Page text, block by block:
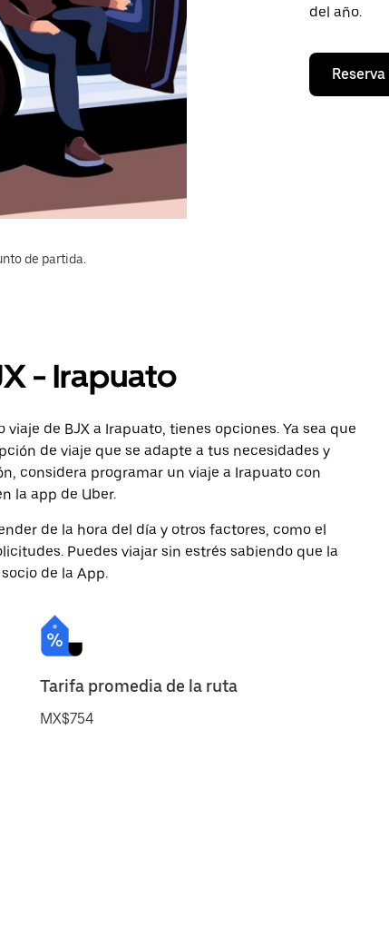
del año.
de partida.
- Irapuato
de BJX a Irapuato, tienes opciones. Ya sea que
de viaje que se adapte a tus necesidades y
considera programar un viaje a Irapuato con
la app de Uber.
de la hora del día y otros factores, como el
Puedes viajar sin estrés sabiendo que la
de la App.
Tarifa promedia de la ruta
MX$754